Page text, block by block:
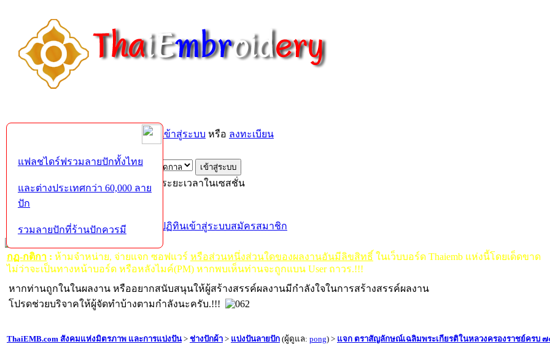
กรุณา เข้าสู่ระบบ หรือ ลงทะเบียน
เข้าสู่ระบบด้วยชื่อผู้ใช้ รหัสผ่าน และระยะเวลาในเซสชั่น
หน้าแรก เว็บบอร์ด ช่วยเหลือ ปฏิทินเข้าสู่ระบบสมัครสมาชิก
กฏ-กติกา : ห้ามจำหน่าย, จ่ายแจก ซอฟแวร์ หรือส่วนหนึ่งส่วนใดของผลงานอันมีลิขสิทธิ์ ในเว็บบอร์ด Thaiemb แห่งนี้โดยเด็ดขาด
ไม่ว่าจะเป็นทางหน้าบอร์ด หรือหลังไมค์(PM) หากพบเห็นท่านจะถูกแบน User ถาวร.!!!
หากท่านถูกในในผลงาน หรืออยากสนับสนุนให้ผู้สร้างสรรค์ผลงานมีกำลังใจในการสร้างสรรค์ผลงาน
โปรดช่วยบริจาคให้ผู้จัดทำบ้างตามกำลังนะครับ.!!!
ThaiEMB.com สังคมแห่งมิตรภาพ และการแบ่งปัน> ช่างปักผ้า > แบ่งปันลายปัก (ผู้ดูแล: pong) > แจก ตราสัญลักษณ์เฉลิมพระเกียรติในหลวงครองราชย์ครบ ๗
แฟลชไดร์ฟรวมลายปักทั้งไทย
และต่างประเทศกว่า 60,000 ลาย
ปัก
รวมลายปักที่ร้านปักควรมี